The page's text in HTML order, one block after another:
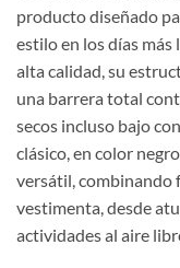
producto diseñado
estilo en los días
alta calidad, su
una barrera total
secos incluso bajo
clásico, en color
versátil, combinando
vestimenta, desde
actividades al aire